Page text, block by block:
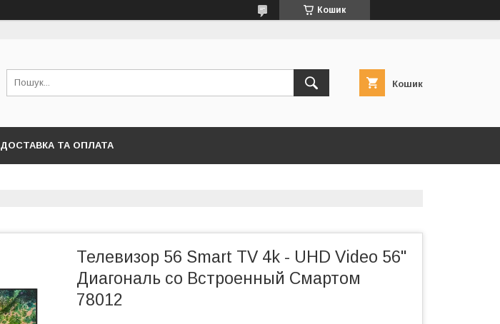
Кошик
Кошик
ДОСТАВКА ТА ОПЛАТА
Телевизор 56 Smart TV 4k - UHD Video 56"
Диагональ со Встроенный Смартом
78012